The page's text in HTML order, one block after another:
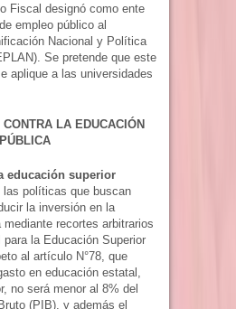
Fiscal designó como ente
empleo público al
Nacional y Política
Se pretende que este
aplique a las universidades
LA EDUCACIÓN
educación superior
políticas que buscan
la inversión en la
recortes arbitrarios
la Educación Superior
al artículo N°78, que
en educación estatal,
no será menor al 8% del
(PIB), y además el